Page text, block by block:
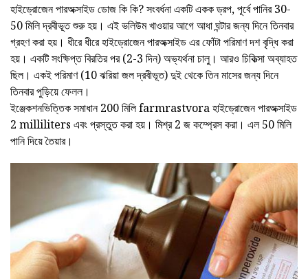
হাইড্রোজেন পারঅক্সাইড ডোজ কি কি? সংবর্ধনা একটি একক ড্রপ, পূর্বে পানির 30-
50 মিলি দ্রবীভূত শুরু হয়। এই ভলিউম খাওয়ার আগে আধা ঘন্টার জন্য দিনে তিনবার
গ্রহণ করা হয়। ধীরে ধীরে হাইড্রোজেন পারঅক্সাইড এর ফোঁটা পরিমাণ দশ বৃদ্ধি করা
হয়। একটি সংক্ষিপ্ত বিরতির পর (2-3 দিন) অভ্যর্থনা চালু। আরও চিকিত্সা অব্যাহত
ছিল। একই পরিমাণ (10 ঝরিয়া জল দ্রবীভূত) দুই থেকে তিন মাসের জন্য দিনে
তিনবার পুড়িয়ে ফেলল।
ইঞ্জেকশনভিত্তিক সমাধান 200 মিলি farmrastvora হাইড্রোজেন পারঅক্সাইড
2 milliliters এবং প্রস্তুত করা হয়। মিশ্র 2 জ কম্প্রেস করা। এল 50 মিলি
পানি দিয়ে তৈয়ার।